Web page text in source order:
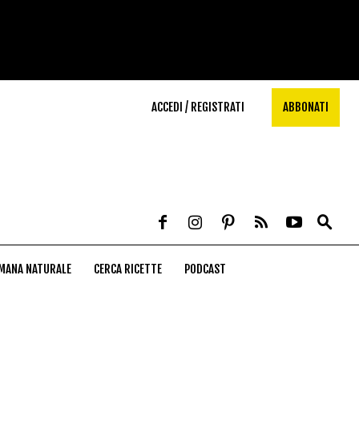
ACCEDI / REGISTRATI ABBONATI
NATURALE CERCA RICETTE PODCAST